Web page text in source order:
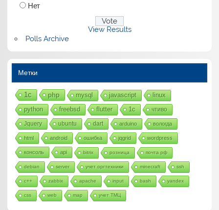
Нет
View Results
Polls Archive
Метки
1с php mysql javascript linux
python freebsd flutter 1c чтиво
Jquery ubuntu dart arduino вологда
html android ошибка jqgrid wordpress
консоль api bitrix розница почта рф
debian server учет оргтехники minecraft ssh
c++ zabbix apache input bash yandex
css web map учет ТМЦ